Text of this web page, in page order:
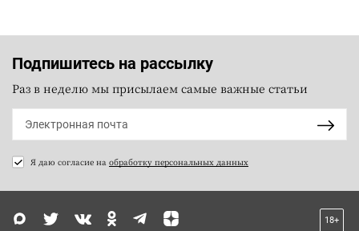
Подпишитесь на рассылку
Раз в неделю мы присылаем самые важные статьи
Я даю согласие на обработку персональных данных
18+